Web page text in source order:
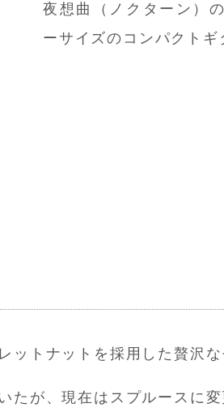
夜想曲（ノクターン）
ーサイズのコンパクトギ
ットナットを採用した贅沢な
が、現在はスプルースに変